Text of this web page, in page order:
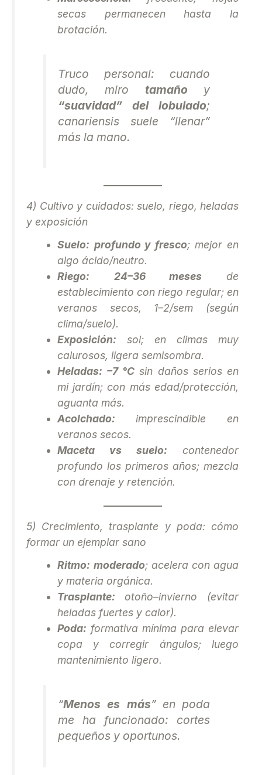
secas permanecen hasta la
brotación.
Truco personal: cuando
dudo, miro tamaño y
“suavidad” del lobulado;
canariensis suele “llenar”
más la mano.
4) Cultivo y cuidados: suelo, riego, heladas
y exposición
Suelo: profundo y fresco; mejor en
algo ácido/neutro.
Riego:
24–36 meses de
establecimiento con riego regular; en
veranos secos, 1–2/sem (según
clima/suelo).
Exposición: sol; en climas muy
calurosos, ligera semisombra.
Heladas: –7 °C sin daños serios en
mi jardín; con más edad/protección,
aguanta más.
Acolchado: imprescindible en
veranos secos.
Maceta vs suelo: contenedor
profundo los primeros años; mezcla
con drenaje y retención.
5) Crecimiento, trasplante y poda: cómo
formar un ejemplar sano
Ritmo: moderado; acelera con agua
y materia orgánica.
Trasplante: otoño–invierno (evitar
heladas fuertes y calor).
Poda: formativa mínima para elevar
copa y corregir ángulos; luego
mantenimiento ligero.
“Menos es más” en poda
me ha funcionado: cortes
pequeños y oportunos.